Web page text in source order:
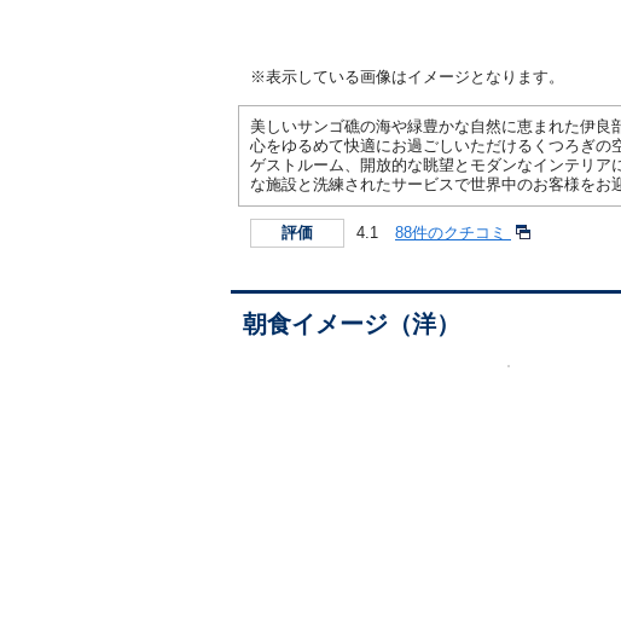
※表示している画像はイメージとなります。
美しいサンゴ礁の海や緑豊かな自然に恵まれた伊良
心をゆるめて快適にお過ごしいただけるくつろぎ
ゲストルーム、開放的な眺望とモダンなインテリ
な施設と洗練されたサービスで世界中のお客様をお
評価 4.1 88件のクチコミ
朝食イメージ（洋）